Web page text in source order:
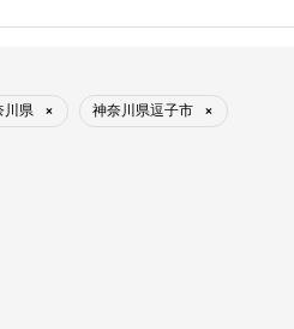
川県 × 神奈川県逗子市 ×